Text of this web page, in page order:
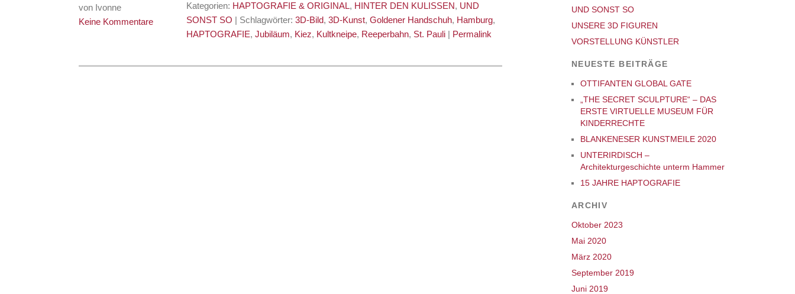
von Ivonne
Keine Kommentare
Kategorien: HAPTOGRAFIE & ORIGINAL, HINTER DEN KULISSEN, UND
SONST SO | Schlagwörter:3D-Bild,3D-Kunst,Goldener Handschuh, Hamburg,
HAPTOGRAFIE,Jubiläum, Kiez, Kultkneipe, Reeperbahn, St. Pauli | Permalink
UND SONST SO
UNSERE 3D FIGUREN
VORSTELLUNG KÜNSTLER
NEUESTE BEITRÄGE
OTTIFANTEN GLOBAL GATE
„THE SECRET SCULPTURE“ – DAS
ERSTE VIRTUELLE MUSEUM FÜR
KINDERRECHTE
BLANKENESER KUNSTMEILE 2020
UNTERIRDISCH –
Architekturgeschichte unterm Hammer
15 JAHRE HAPTOGRAFIE
ARCHIV
Oktober 2023
Mai 2020
März 2020
September 2019
Juni 2019